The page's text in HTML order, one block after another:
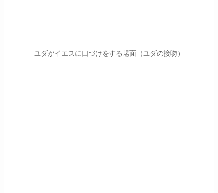
ユダがイエスに口づけをする場面（ユダの接吻）